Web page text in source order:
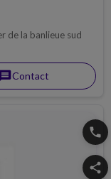
de la banlieue sud
messageContact
phone
share